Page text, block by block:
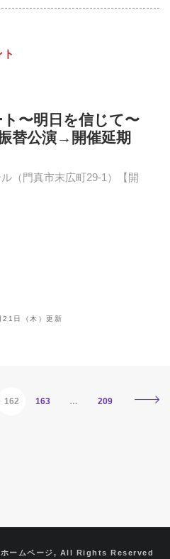
〜明日を信じて〜
替公演→開催延期
（門真市末広町29-1）【開
日（木）更新
162 163 … 209
ホームページ, All Rights Reserved